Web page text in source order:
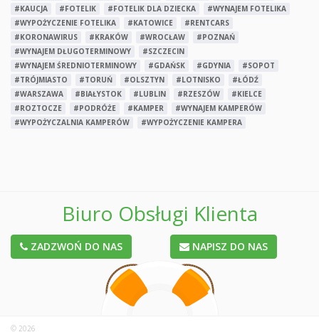
#KAUCJA
#FOTELIK #FOTELIK DLA DZIECKA
#WYNAJEM FOTELIKA
#WYPOŻYCZENIE FOTELIKA
#KATOWICE
#RENTCARS
#KORONAWIRUS
#KRAKÓW #WROCŁAW
#POZNAŃ
#WYNAJEM DŁUGOTERMINOWY
#SZCZECIN
#WYNAJEM ŚREDNIOTERMINOWY
#GDAŃSK #GDYNIA
#SOPOT
#TRÓJMIASTO
#TORUŃ #OLSZTYN #LOTNISKO
#ŁÓDŹ
#WARSZAWA
#BIAŁYSTOK #LUBLIN #RZESZÓW
#KIELCE
#ROZTOCZE
#PODRÓŻE #KAMPER
#WYNAJEM KAMPERÓW
#WYPOŻYCZALNIA KAMPERÓW
#WYPOŻYCZENIE KAMPERA
Biuro Obsługi Klienta
ZADZWOŃ DO NAS NAPISZ DO NAS
© 2026